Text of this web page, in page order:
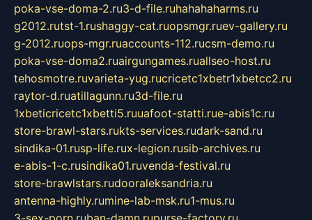
poka-vse-doma-2.ru3-d-file.ruhahahaharms.ru
g2012.rutst-1.rushaggy-cat.ruopsmgr.ruev-gallery.ru
g-2012.ruops-mgr.ruaccounts-112.rucsm-demo.ru
poka-vse-doma2.ruairgungames.ruallseo-host.ru
tehosmotre.ruvarieta-yug.rucricetc1xbetr1xbetcc2.ru
raytor-d.ruatillagunn.ru3d-file.ru
1xbeticricetc1xbetti5.ruuafoot-statti.rue-abis1c.ru
store-brawl-stars.rukts-services.rudark-sand.ru
sindika-01.rusp-life.rux-legion.rusib-archives.ru
e-abis-1-c.rusindika01.ruvenda-festival.ru
store-brawlstars.rudooraleksandria.ru
antenna-highly.rumine-lab-msk.ru1-mus.ru